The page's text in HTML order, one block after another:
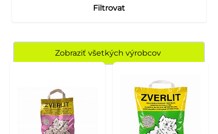
Filtrovat
Zobraziť všetkých výrobcov